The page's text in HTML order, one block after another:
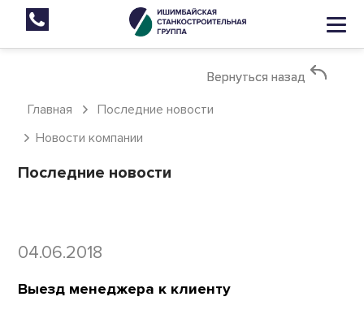
Вернуться назад
Главная
Вернуться назад
Последние новости
Новости компании
Последние новости
04.06.2018
Выезд менеджера к клиенту